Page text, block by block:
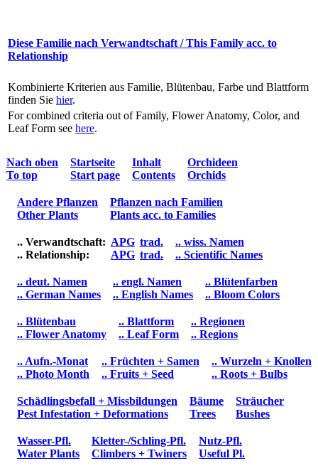
Diese Familie nach Verwandtschaft / This Family acc. to
Relationship
Kombinierte Kriterien aus Familie, Blütenbau, Farbe und Blattform
finden Sie hier.
For combined criteria out of Family, Flower Anatomy, Color, and
Leaf Form see here.
Nach oben
To top
Startseite
Start page
Inhalt
Contents
Orchideen
Orchids
Andere Pflanzen
Other Plants
Pflanzen nach Familien
Plants acc. to Families
.. Verwandtschaft:
.. Relationship:
APG
APG
trad.
trad.
.. wiss. Namen
.. Scientific Names
.. deut. Namen
.. German Names
.. engl. Namen
.. English Names
.. Blütenfarben
.. Bloom Colors
.. Blütenbau
.. Flower Anatomy
.. Blattform
.. Leaf Form
.. Regionen
.. Regions
.. Aufn.-Monat
.. Photo Month
.. Früchten + Samen
.. Fruits + Seed
.. Wurzeln + Knollen
.. Roots + Bulbs
Schädlingsbefall + Missbildungen
Pest Infestation + Deformations
Bäume
Trees
Sträucher
Bushes
Wasser-Pfl.
Water Plants
Kletter-/Schling-Pfl.
Climbers + Twiners
Nutz-Pfl.
Useful Pl.